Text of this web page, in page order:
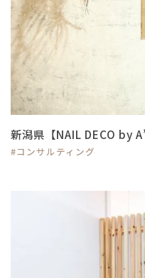
新潟県【NAIL DECO by
#コンサルティング